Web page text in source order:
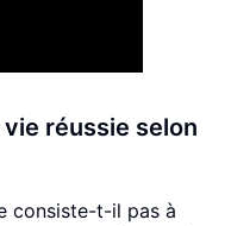
réussie selon
consiste-t-il pas à